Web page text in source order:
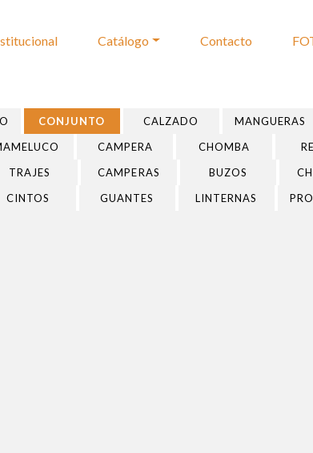
Catálogo Contacto
CONJUNTO CALZADO MANGUERAS
CAMPERA CHOMBA
TRAJES CAMPERAS BUZOS
CINTOS
GUANTES LINTERNAS